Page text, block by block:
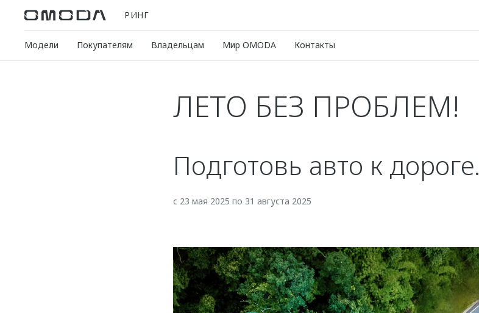
РИНГ
Модели Покупателям Владельцам Мир OMODA Контакты
ЛЕТО БЕЗ ПРОБЛЕМ!
Подготовь авто к дороге.
с 23 мая 2025 по 31 августа 2025